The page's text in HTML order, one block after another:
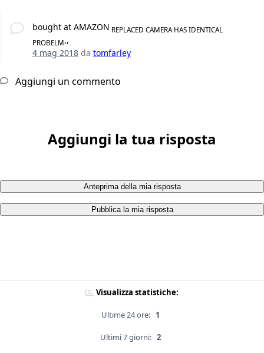
bought at AMAZON REPLACED CAMERA HAS IDENTICAL
PROBELM,,
4 mag 2018da tomfarley
Aggiungi un commento
Aggiungi la tua risposta
Anteprima della mia risposta
Pubblica la mia risposta
Visualizza statistiche:
Ultime 24 ore: 1
Ultimi 7 giorni: 2